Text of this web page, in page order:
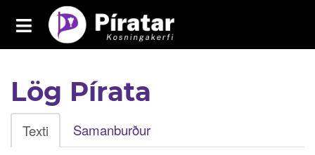
Toggle
navigation
Yfirlit
Mál
Kosningar
Lög Pírata
Texti Samanburður